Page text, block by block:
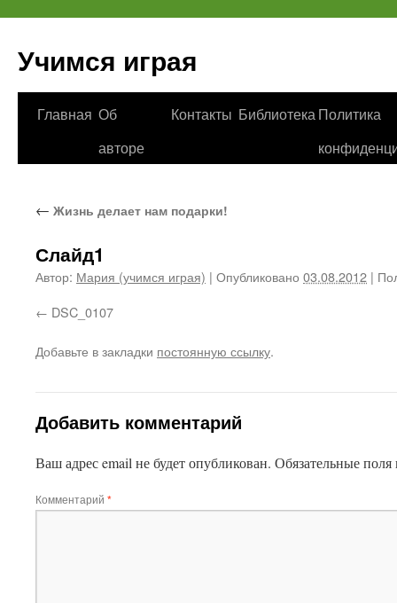
Учимся играя
Перейти
Главная Об
авторе
Контакты Библиотека Политика
← Жизнь делает нам подарки!
Слайд1
Автор: Мария (учимся играя) | Опубликовано 03.08.2012 |
DSC_0107
Добавьте в закладки постоянную ссылку.
Добавить комментарий
Ваш адрес email не будет опубликован. Обязательные
Комментарий *